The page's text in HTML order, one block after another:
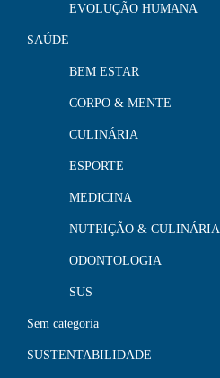
EVOLUÇÃO HUMANA
SAÚDE
BEM ESTAR
CORPO & MENTE
CULINÁRIA
ESPORTE
MEDICINA
NUTRIÇÃO & CULINÁRIA
ODONTOLOGIA
SUS
Sem categoria
SUSTENTABILIDADE